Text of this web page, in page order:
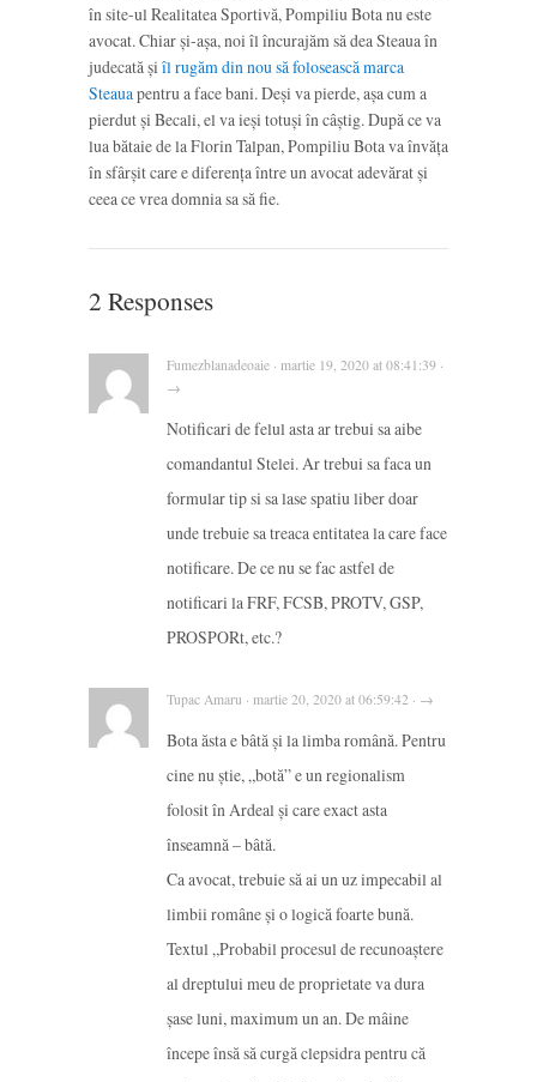
în site-ul Realitatea Sportivă, Pompiliu Bota nu este
avocat. Chiar și-așa, noi îl încurajăm să dea Steaua în
judecată și îl rugăm din nou să folosească marca
Steaua pentru a face bani. Deși va pierde, așa cum a
pierdut și Becali, el va ieși totuși în câștig. După ce va
lua bătaie de la Florin Talpan, Pompiliu Bota va învăța
în sfârșit care e diferența între un avocat adevărat și
ceea ce vrea domnia sa să fie.
2 Responses
Fumezblanadeoaie · martie 19, 2020 at 08:41:39 ·
→
Notificari de felul asta ar trebui sa aibe
comandantul Stelei. Ar trebui sa faca un
formular tip si sa lase spatiu liber doar
unde trebuie sa treaca entitatea la care face
notificare. De ce nu se fac astfel de
notificari la FRF, FCSB, PROTV, GSP,
PROSPORt, etc.?
Tupac Amaru · martie 20, 2020 at 06:59:42 · →
Bota ăsta e bâtă și la limba română. Pentru
cine nu știe, „botă” e un regionalism
folosit în Ardeal și care exact asta
înseamnă – bâtă.
Ca avocat, trebuie să ai un uz impecabil al
limbii române și o logică foarte bună.
Textul „Probabil procesul de recunoaștere
al dreptului meu de proprietate va dura
șase luni, maximum un an. De mâine
începe însă să curgă clepsidra pentru că